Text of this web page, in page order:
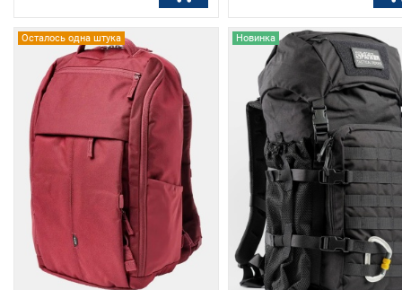
Осталось одна штука Новинка